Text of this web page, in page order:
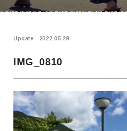
Update : 2022.05.28
IMG_0810